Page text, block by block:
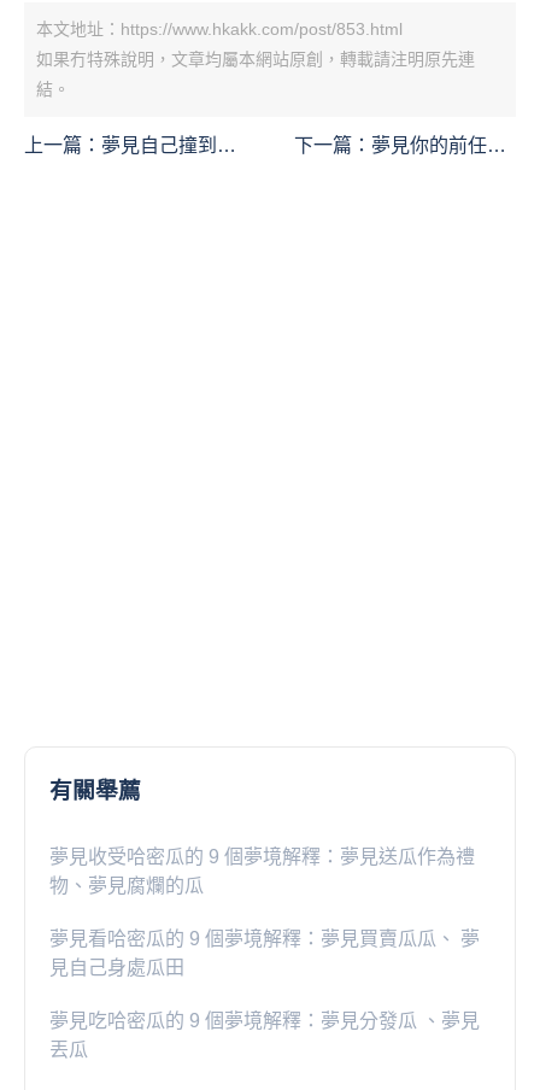
本文地址：https://www.hkakk.com/post/853.html
如果冇特殊說明，文章均屬本網站原創，轉載請注明原先連
結。
上一篇： 夢見自己撞到某
下一篇： 夢見你的前任：
有關舉薦
夢見收受哈密瓜的 9 個夢境解釋：夢見送瓜作為禮
物、夢見腐爛的瓜
夢見看哈密瓜的 9 個夢境解釋：夢見買賣瓜瓜、 夢
見自己身處瓜田
夢見吃哈密瓜的 9 個夢境解釋：夢見分發瓜 、夢見
丟瓜